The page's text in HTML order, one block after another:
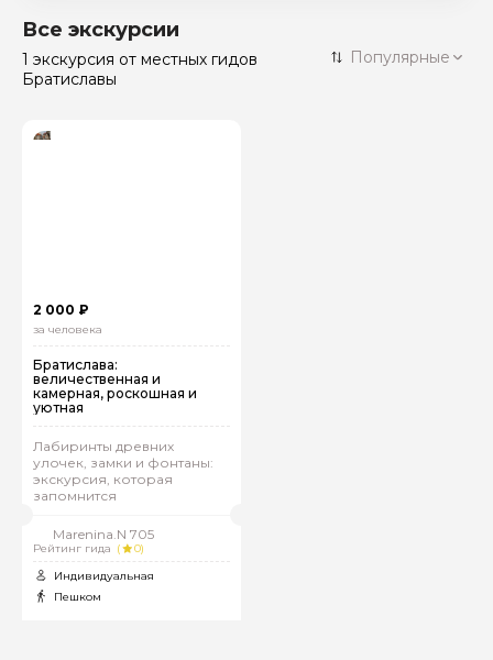
Санкт-Петербург
Россия
50 экскурсий
Все экскурсии
1 экскурсия от местных гидов
Братиславы
Популярные
2 000 ₽
за человека
Братислава:
величественная и
камерная, роскошная и
уютная
Лабиринты древних
улочек, замки и фонтаны:
экскурсия, которая
запомнится
Marenina.N 705
Рейтинг гида (
0)
Индивидуальная
Пешком